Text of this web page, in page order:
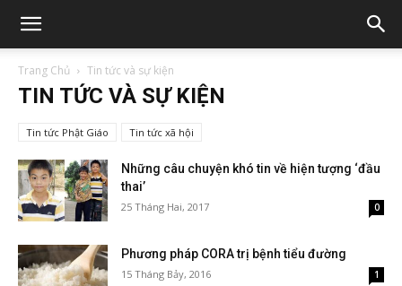
Trang Chủ Tin tức và sự kiện
TIN TỨC VÀ SỰ KIỆN
Tin tức Phật Giáo Tin tức xã hội
Những câu chuyện khó tin về hiện tượng ‘đầu
thai’
25 Tháng Hai, 2017 0
Phương pháp CORA trị bệnh tiểu đường
15 Tháng Bảy, 2016 1